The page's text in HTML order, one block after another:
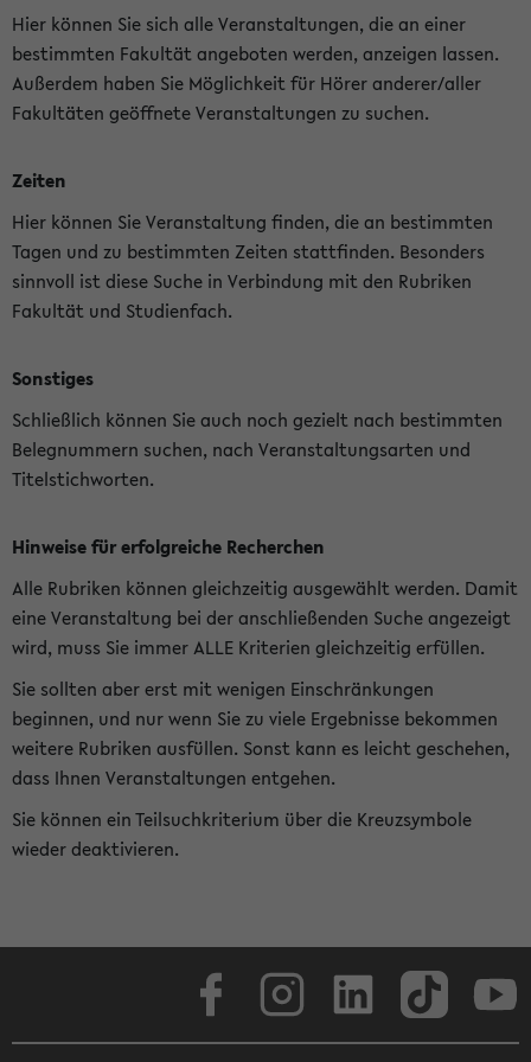
Hier können Sie sich alle Veranstaltungen, die an einer
bestimmten Fakultät angeboten werden, anzeigen lassen.
Außerdem haben Sie Möglichkeit für Hörer anderer/aller
Fakultäten geöffnete Veranstaltungen zu suchen.
Zeiten
Hier können Sie Veranstaltung finden, die an bestimmten
Tagen und zu bestimmten Zeiten stattfinden. Besonders
sinnvoll ist diese Suche in Verbindung mit den Rubriken
Fakultät und Studienfach.
Sonstiges
Schließlich können Sie auch noch gezielt nach bestimmten
Belegnummern suchen, nach Veranstaltungsarten und
Titelstichworten.
Hinweise für erfolgreiche Recherchen
Alle Rubriken können gleichzeitig ausgewählt werden. Damit
eine Veranstaltung bei der anschließenden Suche angezeigt
wird, muss Sie immer ALLE Kriterien gleichzeitig erfüllen.
Sie sollten aber erst mit wenigen Einschränkungen
beginnen, und nur wenn Sie zu viele Ergebnisse bekommen
weitere Rubriken ausfüllen. Sonst kann es leicht geschehen,
dass Ihnen Veranstaltungen entgehen.
Sie können ein Teilsuchkriterium über die Kreuzsymbole
wieder deaktivieren.